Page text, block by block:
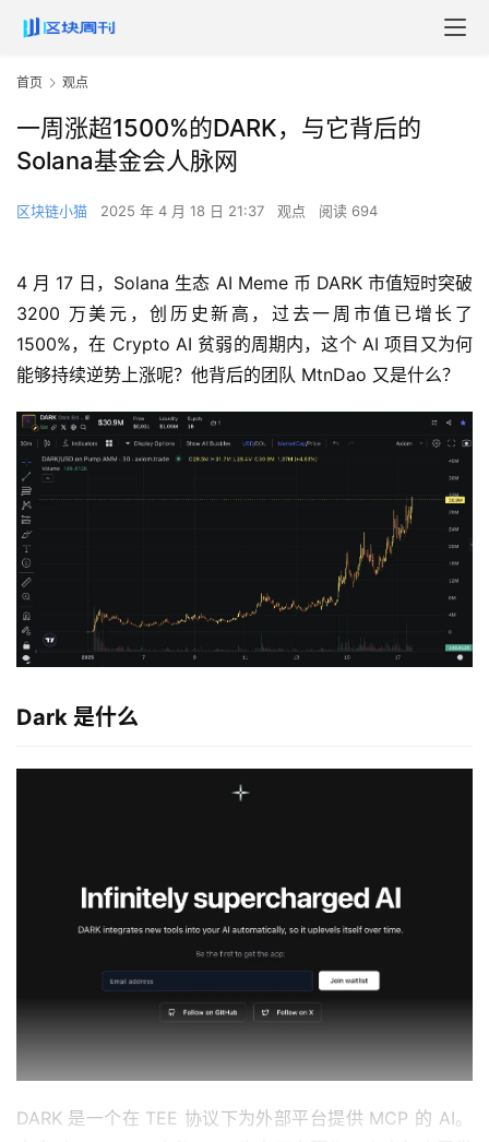
首页 观点
一周涨超1500%的DARK，与它背后的
Solana基金会人脉网
区块链小猫 2025 年 4 月 18 日 21:37 观点 阅读 694
4 月 17 日，Solana 生态 AI Meme 币 DARK 市值短时突破
3200 万美元，创历史新高，过去一周市值已增长了
1500%，在 Crypto AI 贫弱的周期内，这个 AI 项目又为何
能够持续逆势上涨呢？他背后的团队 MtnDao 又是什么？
Dark 是什么
DARK 是一个在 TEE 协议下为外部平台提供 MCP 的 AI。